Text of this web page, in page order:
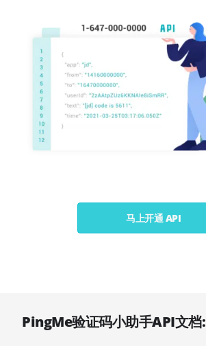
马上开通 API
PingMe验证码小助手API文档: